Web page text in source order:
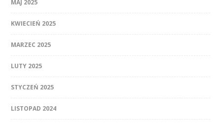
MAJ 2025
KWIECIEŃ 2025
MARZEC 2025
LUTY 2025
STYCZEŃ 2025
LISTOPAD 2024